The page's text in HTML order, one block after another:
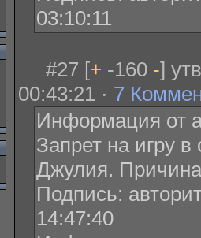
03:10:11
#27 [+ -160 -]
00:43:21 · 7
Информация от
Запрет на игру
Джулия.
Подпись:
14:47:40